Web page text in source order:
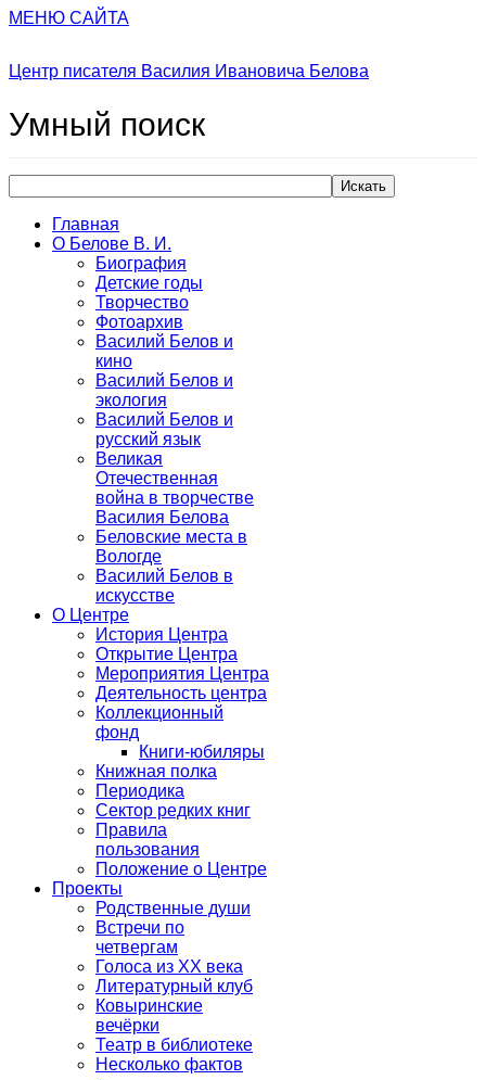
МЕНЮ САЙТА
Центр писателя Василия Ивановича Белова
Умный поиск
Искать
Главная
О Белове В. И.
Биография
Детские годы
Творчество
Фотоархив
Василий Белов и
кино
Василий Белов и
экология
Василий Белов и
русский язык
Великая
Отечественная
война в творчестве
Василия Белова
Беловские места в
Вологде
Василий Белов в
искусстве
О Центре
История Центра
Открытие Центра
Мероприятия Центра
Деятельность центра
Коллекционный
фонд
Книги-юбиляры
Книжная полка
Периодика
Сектор редких книг
Правила
пользования
Положение о Центре
Проекты
Родственные души
Встречи по
четвергам
Голоса из ХХ века
Литературный клуб
Ковыринские
вечёрки
Театр в библиотеке
Несколько фактов